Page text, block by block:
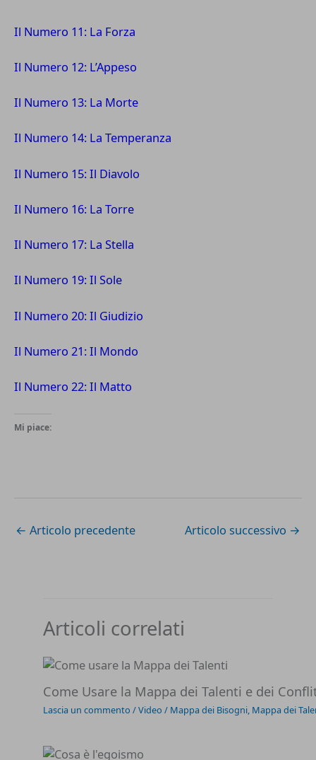
Il Numero 11: La Forza
Il Numero 12: L’Appeso
Il Numero 13: La Morte
Il Numero 14: La Temperanza
Il Numero 15: Il Diavolo
Il Numero 16: La Torre
Il Numero 17: La Stella
Il Numero 19: Il Sole
Il Numero 20: Il Giudizio
Il Numero 21: Il Mondo
Il Numero 22: Il Matto
Mi piace:
← Articolo precedente Articolo successivo →
Articoli correlati
Come Usare la Mappa dei Talenti e dei
Lascia un commento /Video / Mappa dei Bisogni Mappa dei